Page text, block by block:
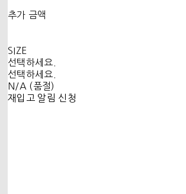
추가 금액
SIZE
선택하세요.
선택하세요.
N/A (품절)
재입고 알림 신청